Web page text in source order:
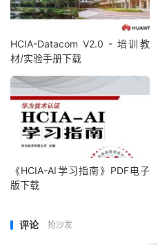
HCIA-Datacom V2.0 - 培训教
材/实验手册下载
《HCIA-AI学习指南》PDF电子
版下载
评论 抢沙发